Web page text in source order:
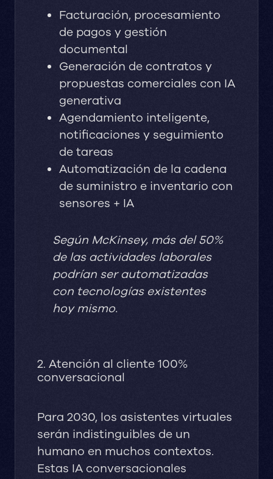
Facturación, procesamiento
de pagos y gestión
documental
Generación de contratos y
propuestas comerciales con IA
generativa
Agendamiento inteligente,
notificaciones y seguimiento
de tareas
Automatización de la cadena
de suministro e inventario con
sensores + IA
Según McKinsey, más del 50%
de las actividades laborales
podrían ser automatizadas
con tecnologías existentes
hoy mismo.
2. Atención al cliente 100%
conversacional
Para 2030, los asistentes virtuales
serán indistinguibles de un
humano en muchos contextos.
Estas IA conversacionales